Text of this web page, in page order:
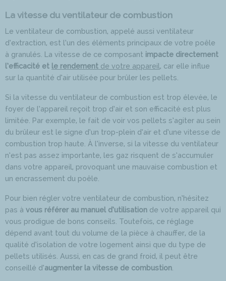
La vitesse du ventilateur de combustion
Le ventilateur de combustion, appelé aussi ventilateur
d’extraction, est l’un des éléments principaux de votre poêle
à granulés. La vitesse de ce composant impacte directement
l’efficacité et le rendement de votre appareil, car elle influe
sur la quantité d’air utilisée pour brûler les pellets.
Si la vitesse du ventilateur de combustion est trop élevée, le
foyer de l’appareil reçoit trop d’air et son efficacité est plus
limitée. Par exemple, le fait de voir vos pellets s’agiter au sein
du brûleur est le signe d’un trop-plein d’air et d’une vitesse de
combustion trop haute. À l’inverse, si la vitesse du ventilateur
n’est pas assez importante, les gaz risquent de s’accumuler
dans votre appareil, provoquant une mauvaise combustion et
un encrassement du poêle.
Pour bien régler votre ventilateur de combustion, n’hésitez
pas à vous référer au manuel d’utilisation de votre appareil qui
vous prodigue de bons conseils. Toutefois, ce réglage
dépend avant tout du volume de la pièce à chauffer, de la
qualité d’isolation de votre logement ainsi que du type de
pellets utilisés. Aussi, en cas de grand froid, il peut être
conseillé d’augmenter la vitesse de combustion